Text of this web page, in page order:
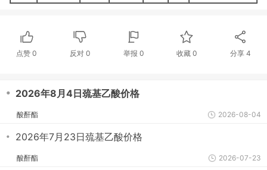
点赞0 反对 0 举报 0 收藏 0 分享 4
・ 2026年8月4日巯基乙酸价格
酸酐酯 2026-08-04
・ 2026年7月23日巯基乙酸价格
酸酐酯 2026-07-23